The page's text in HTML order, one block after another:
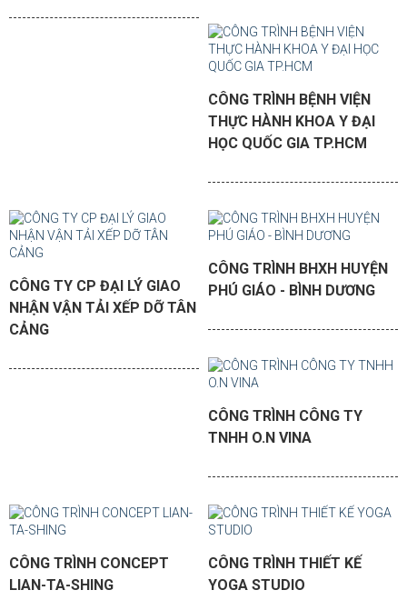
CÔNG TRÌNH BỆNH VIỆN
THỰC HÀNH KHOA Y ĐẠI
HỌC QUỐC GIA TP.HCM
CÔNG TY CP ĐẠI LÝ GIAO
NHẬN VẬN TẢI XẾP DỠ TÂN
CẢNG
CÔNG TRÌNH BHXH HUYỆN
PHÚ GIÁO - BÌNH DƯƠNG
CÔNG TRÌNH CÔNG TY
TNHH O.N VINA
CÔNG TRÌNH CONCEPT
LIAN-TA-SHING
CÔNG TRÌNH THIẾT KẾ
YOGA STUDIO